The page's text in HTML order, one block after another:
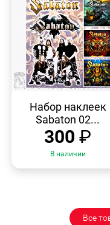
ПРОСМОТР
Набор наклеек
Sabaton 02...
300 ₽
В наличии
Все